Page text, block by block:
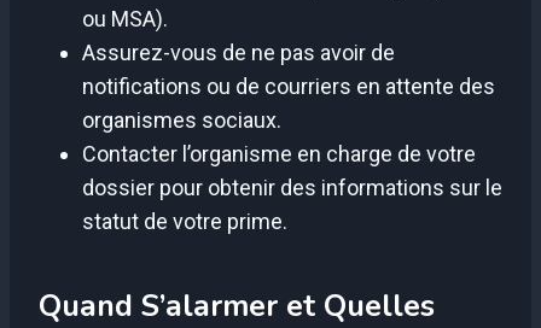
ou MSA).
Assurez-vous de ne pas avoir de
notifications ou de courriers en attente des
organismes sociaux.
Contacter l’organisme en charge de votre
dossier pour obtenir des informations sur le
statut de votre prime.
Quand S’alarmer et Quelles